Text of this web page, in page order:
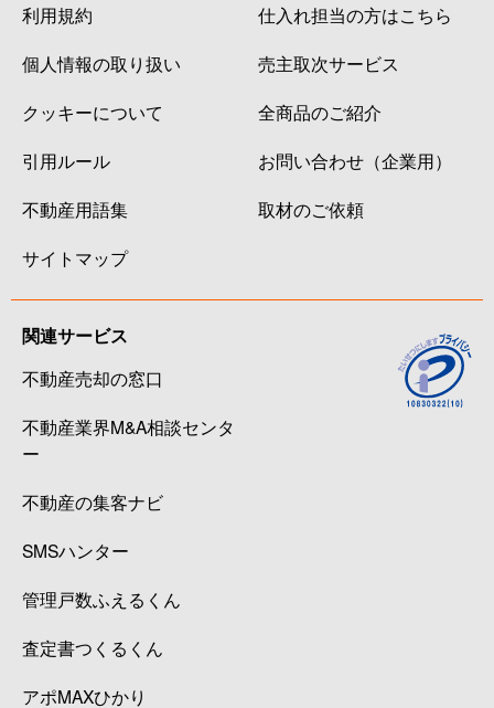
利用規約
個人情報の取り扱い
クッキーについて
引用ルール
不動産用語集
サイトマップ
仕入れ担当の方はこちら
売主取次サービス
全商品のご紹介
お問い合わせ（企業用）
取材のご依頼
関連サービス
不動産売却の窓口
不動産業界M&A相談センタ
ー
不動産の集客ナビ
SMSハンター
管理戸数ふえるくん
査定書つくるくん
アポMAXひかり